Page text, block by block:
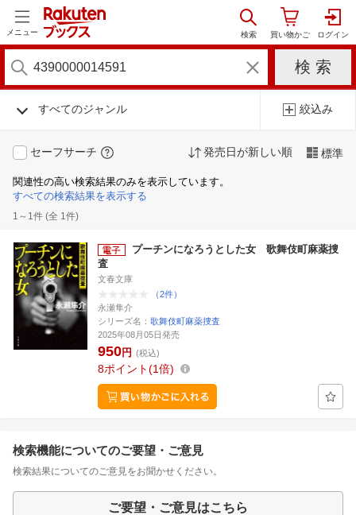
メニュー
すべてのジャンル 絞込み
セーフサーチ 発売日が新しい順 標準
関連性の高い検索結果のみを表示しています。
すべての検索結果を表示する
1～1件 (全 1件)
プーチンになろうとした女 歌舞伎町麻薬捜
査
文春文庫
（2件）
永瀬隼介
シリーズ名： 歌舞伎町麻薬捜査
2025年08月05日発売
950円 (税込)
8ポイント 1倍
検索機能についてのご要望・ご意見
検索結果についてのご意見をお聞かせください。
ご要望・ご意見はこちら